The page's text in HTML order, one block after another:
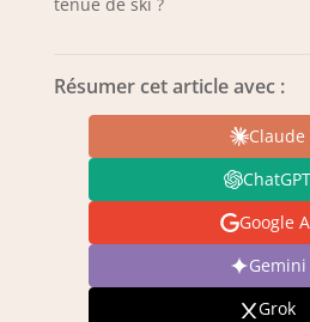
Résumer cet article avec :
Claude
ChatGPT
Google
Gemini
Grok